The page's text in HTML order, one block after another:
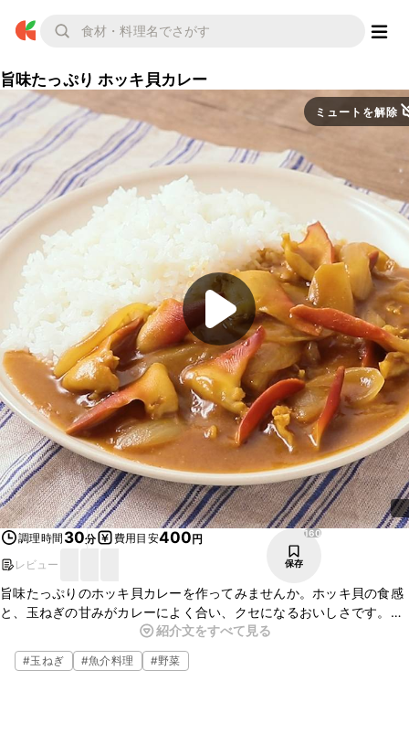
旨味たっぷり ホッキ貝カレー
ミュートを解除
調理時間 30分 費用目安400円
レビュー
160
保存
旨味たっぷりのホッキ貝カレーを作ってみませんか。ホッキ貝の食感
と、玉ねぎの甘みがカレーによく合い、クセになるおいしさです。め
んつゆを加えると味にアクセントがつき、とてもおいしいです。ぜひ
お試しくださいね。
紹介文をすべて見る
#玉ねぎ #魚介料理 #野菜